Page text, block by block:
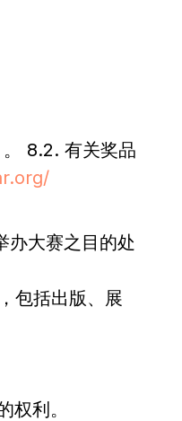
8.2. 有关奖品
办大赛之目的处
包括出版、展
利。